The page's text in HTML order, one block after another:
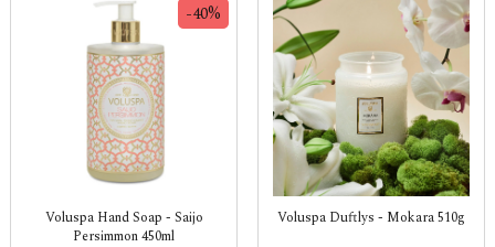
Voluspa Hand Soap - Saijo
Persimmon 450ml
-40%
Voluspa Duftlys - Mokara 510g